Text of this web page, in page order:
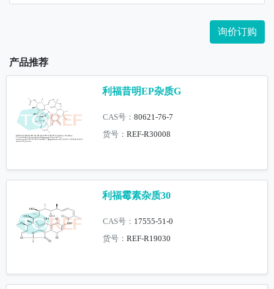
询价订购
产品推荐
利福昔明EP杂质G
CAS号：80621-76-7
货号：REF-R30008
利福霉素杂质30
CAS号： 17555-51-0
货号：REF-R19030